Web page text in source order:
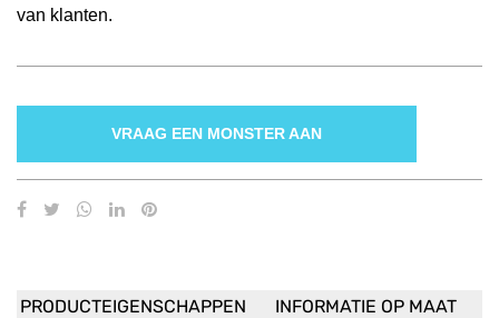
van klanten.
VRAAG EEN MONSTER AAN
PRODUCTEIGENSCHAPPEN
INFORMATIE OP MAAT